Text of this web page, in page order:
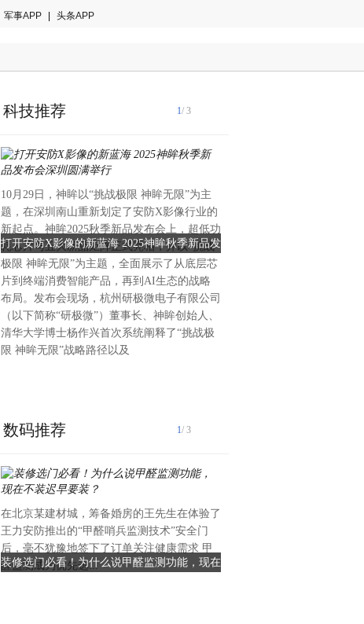
军事APP 头条APP
科技推荐
打开安防X影像的新蓝海 2025神眸秋季新品发
布会深圳圆满举行
10月29日，神眸以“挑战极限 神眸无限”为主
题，在深圳南山重新划定了安防X影像行业的
新起点。神眸2025秋季新品发布会上，超低功
耗芯片与五大新品矩阵正式亮相，并以“挑战
极限 神眸无限”为主题，全面展示了从底层芯
片到终端消费智能产品，再到AI生态的战略
布局。发布会现场，杭州研极微电子有限公司
（以下简称“研极微”）董事长、神眸创始人、
清华大学博士杨作兴首次系统阐释了“挑战极
限 神眸无限”战略路径以及
1/ 3
数码推荐
装修选门必看！为什么说甲醛监测功能，现在
在北京某建材城，筹备婚房的王先生在体验了
王力安防推出的“甲醛哨兵监测技术”安全门
后，毫不犹豫地签下了订单关注健康需求 甲
醛监测成为优先选...
1/ 3